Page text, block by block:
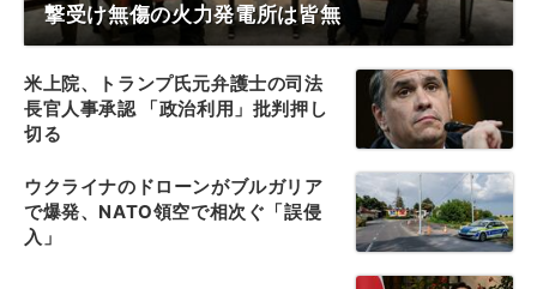
撃受け無傷の火力発電所は皆無
米上院、トランプ氏元弁護士の司法
長官人事承認 「政治利用」批判押し
切る
ウクライナのドローンがブルガリア
で爆発、NATO領空で相次ぐ「誤侵
入」